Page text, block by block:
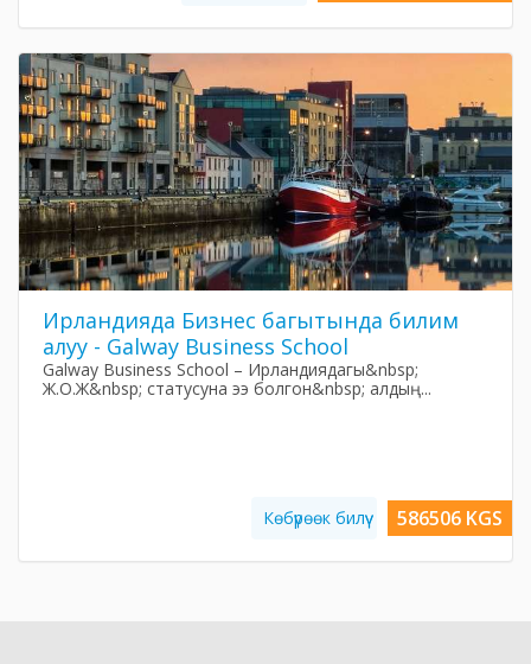
Ирландияда Бизнес багытында билим
алуу - Galway Business School
Galway Business School – Ирландиядагы&nbsp;
Ж.О.Ж&nbsp; статусуна ээ болгон&nbsp; алдың...
Көбүрөөк билүү 586506 KGS